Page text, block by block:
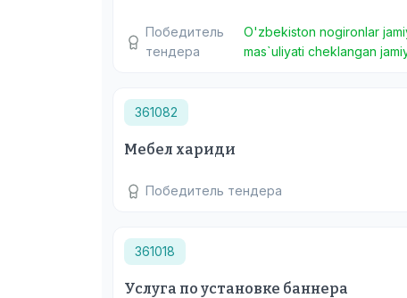
Победитель
тендера
O'zbekiston nogironlar
mas`uliyati cheklangan
361082
Мебел хариди
Победитель тендера
361018
Услуга по установке баннера